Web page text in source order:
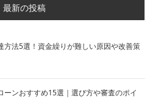
最新の投稿
方法5選！資金繰りが難しい原因や改善策
ーンおすすめ15選｜選び方や審査のポイ